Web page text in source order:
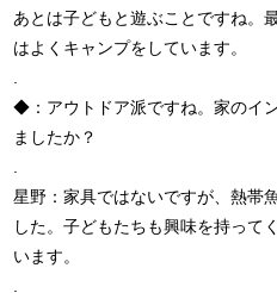
あとは子どもと遊ぶことですね。
はよくキャンプをしています。
◆：アウトドア派ですね。家のイ
ましたか？
星野：家具ではないですが、熱帯
した。子どもたちも興味を持って
います。